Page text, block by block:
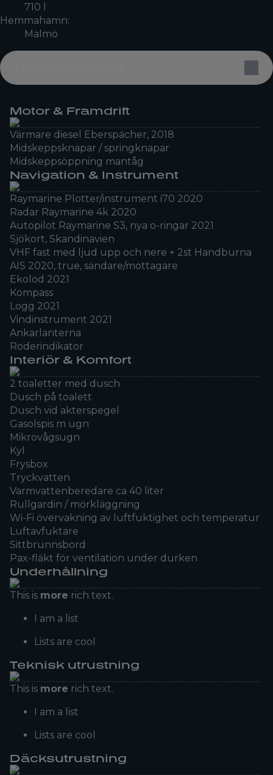
710 l
Hemmahamn:
Malmö
Motor & Framdrift
Värmare diesel Eberspächer, 2018
Midskeppsknapar / springknapar
Midskeppsöppning mantåg
Navigation & Instrument
Raymarine Plotter/instrument i70 2020
Radar Raymarine 4k 2020
Autopilot Raymarine S3, nya o-ringar 2021
Sjökort, Skandinavien
VHF fast med ljud upp och nere + 2st Handburna
AIS 2020, true, sändare/mottagare
Ekolod 2021
Kompass
Logg 2021
Vindinstrument 2021
Ankarlanterna
Roderindikator
Interiör & Komfort
2 toaletter med dusch
Dusch på toalett
Dusch vid akterspegel
Gasolspis m ugn
Mikrovågsugn
Kyl
Frysbox
Tryckvatten
Varmvattenberedare ca 40 liter
Rullgardin / mörkläggning
Wi-Fi övervakning av luftfuktighet och temperatur
Luftavfuktare
Sittbrunnsbord
Pax-fläkt för ventilation under durken
Underhållning
This is more rich text.
I am a list
Lists are cool
Teknisk utrustning
This is more rich text.
I am a list
Lists are cool
Däcksutrustning